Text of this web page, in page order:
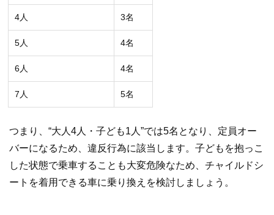
4人 3名
5人 4名
6人 4名
7人 5名
つまり、“大人4人・子ども1人”では5名となり、定員オー
バーになるため、違反行為に該当します。子どもを抱っこ
した状態で乗車することも大変危険なため、チャイルドシ
ートを着用できる車に乗り換えを検討しましょう。